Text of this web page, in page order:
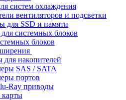
систем охлаждения
вентиляторов и подсветки
для SSD и памяти
системных блоков
блоков
для накопителей
SAS / SATA
портов
Ray приводы
карты